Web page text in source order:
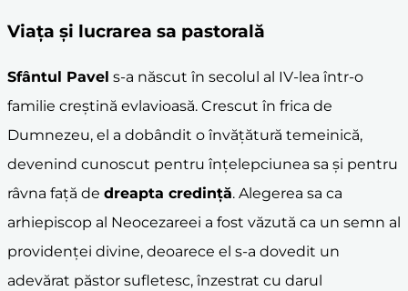
Viața și lucrarea sa pastorală
Sfântul Pavel s-a născut în secolul al IV-lea într-o
familie creștină evlavioasă. Crescut în frica de
Dumnezeu, el a dobândit o învățătură temeinică,
devenind cunoscut pentru înțelepciunea sa și pentru
râvna față de dreapta credință. Alegerea sa ca
arhiepiscop al Neocezareei a fost văzută ca un semn al
providenței divine, deoarece el s-a dovedit un
adevărat păstor sufletesc, înzestrat cu darul